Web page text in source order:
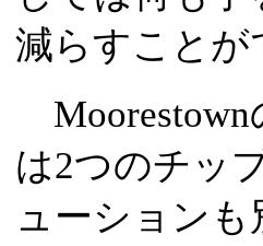
減らすこと
Moorestown
は2つのチッ
ューション